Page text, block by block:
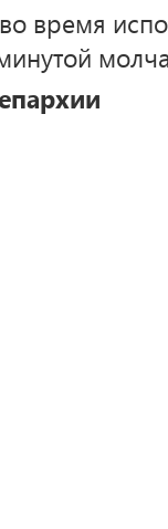
время